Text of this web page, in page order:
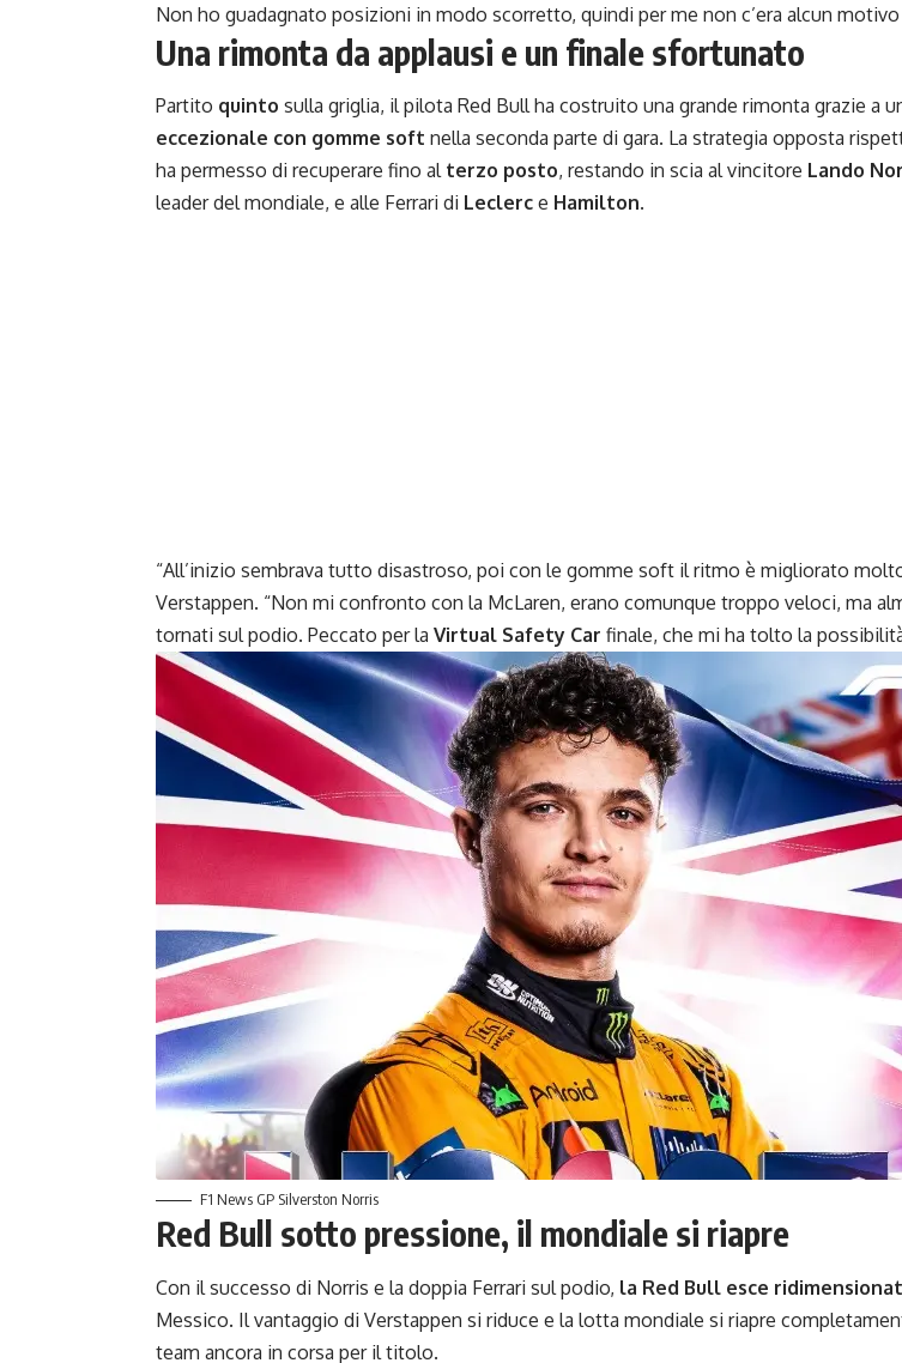
Non ho guadagnato posizioni in modo scorretto, quindi per me non c’era alcun motivo
Una rimonta da applausi e un finale sfortunato
Partito quinto sulla griglia, il pilota Red Bull ha costruito una grande rimonta grazie a
eccezionale con gomme soft nella seconda parte di gara. La strategia opposta
ha permesso di recuperare fino al terzo posto, restando in scia al vincitore Lando
leader del mondiale, e alle Ferrari di Leclerc e Hamilton.
“All’inizio sembrava tutto disastroso, poi con le gomme soft il ritmo è migliorato
Verstappen. “Non mi confronto con la McLaren, erano comunque troppo veloci, ma
tornati sul podio. Peccato per la Virtual Safety Car finale, che mi ha tolto la
F1 News GP Silverston Norris
Red Bull sotto pressione, il mondiale si riapre
Con il successo di Norris e la doppia Ferrari sul podio, la Red Bull esce
Messico. Il vantaggio di Verstappen si riduce e la lotta mondiale si riapre
team ancora in corsa per il titolo.